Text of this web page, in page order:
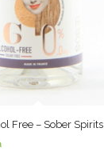
Free – Sober Spirits